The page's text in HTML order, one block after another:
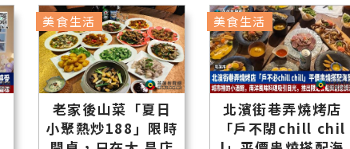
老家後山菜「夏日
小聚熱炒188」限時
美食生活
北濱街巷弄燒烤店
「戶不閉chill chil
美食生活